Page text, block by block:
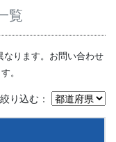
覧
ります。お問い合わせ
。
り込む：